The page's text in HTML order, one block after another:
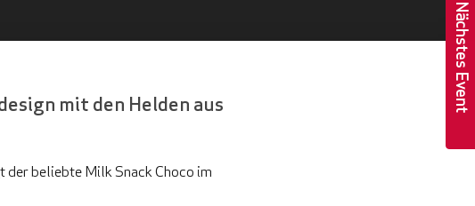
mit den Helden aus
der beliebte Milk Snack Choco im
Nächstes Event